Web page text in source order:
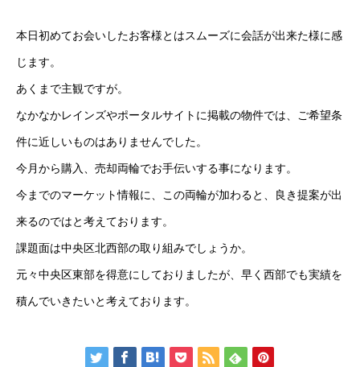
本日初めてお会いしたお客様とはスムーズに会話が出来た様に感
じます。
あくまで主観ですが。
なかなかレインズやポータルサイトに掲載の物件では、ご希望条
件に近しいものはありませんでした。
今月から購入、売却両輪でお手伝いする事になります。
今までのマーケット情報に、この両輪が加わると、良き提案が出
来るのではと考えております。
課題面は中央区北西部の取り組みでしょうか。
元々中央区東部を得意にしておりましたが、早く西部でも実績を
積んでいきたいと考えております。